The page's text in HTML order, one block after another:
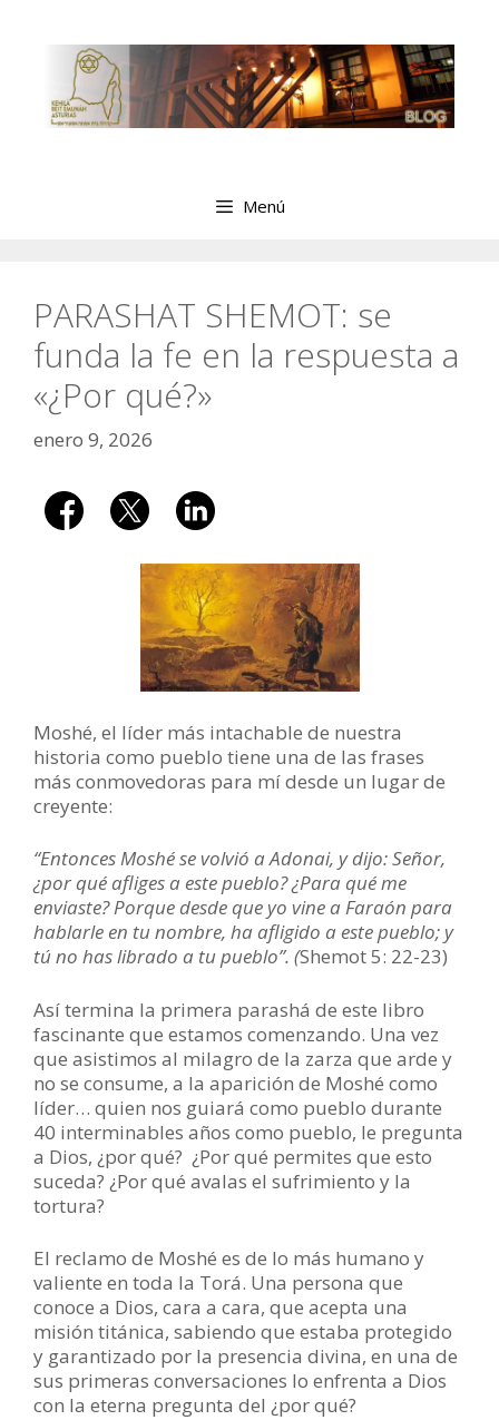
contenido
Menú
PARASHAT SHEMOT: se
funda la fe en la respuesta a
«¿Por qué?»
enero 9, 2026
Moshé, el líder más intachable de nuestra
historia como pueblo tiene una de las frases
más conmovedoras para mí desde un lugar de
creyente:
“Entonces Moshé se volvió a Adonai, y dijo: Señor,
¿por qué afliges a este pueblo? ¿Para qué me
enviaste? Porque desde que yo vine a Faraón para
hablarle en tu nombre, ha afligido a este pueblo; y
tú no has librado a tu pueblo”. (Shemot 5: 22-23)
Así termina la primera parashá de este libro
fascinante que estamos comenzando. Una vez
que asistimos al milagro de la zarza que arde y
no se consume, a la aparición de Moshé como
líder… quien nos guiará como pueblo durante
40 interminables años como pueblo, le pregunta
a Dios, ¿por qué? ¿Por qué permites que esto
suceda? ¿Por qué avalas el sufrimiento y la
tortura?
El reclamo de Moshé es de lo más humano y
valiente en toda la Torá. Una persona que
conoce a Dios, cara a cara, que acepta una
misión titánica, sabiendo que estaba protegido
y garantizado por la presencia divina, en una de
sus primeras conversaciones lo enfrenta a Dios
con la eterna pregunta del ¿por qué?